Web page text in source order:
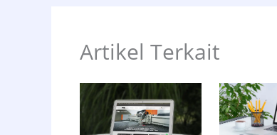
Artikel Terkait